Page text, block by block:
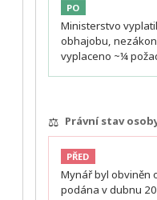
PO
Ministerstvo
obhajobu,
vyplaceno ~¼
⚖️ Právní stav
PŘED
Mynář byl obviněn
podána v dubnu